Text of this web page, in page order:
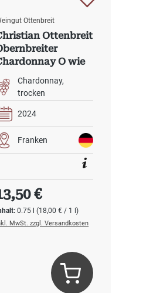
Ottenbreit
Ottenbreit
O wie
schön ist Franken
Chardonnay
trocken
2024
Franken
0.75 l(18,00 € / 1 l)
Preis:
€
MwSt. zzgl. Versandkosten